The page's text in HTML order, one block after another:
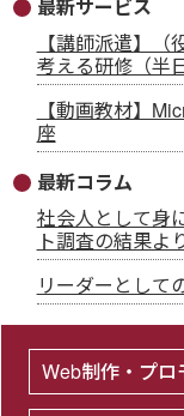
最新サービス
【講師派遣】
考える研修（半
【動画教材】
座
最新コラム
社会人として身
ト調査の結果よ
リーダーとして
Web制作・プロ